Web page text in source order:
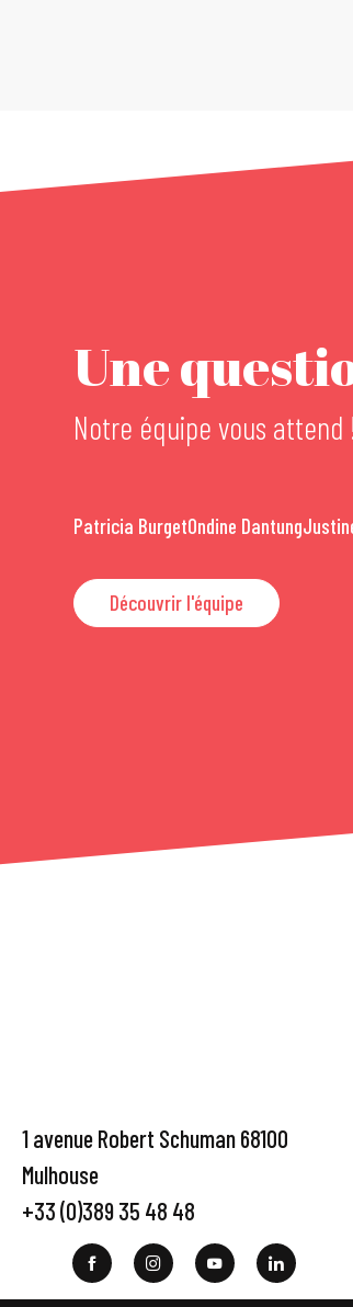
Une
Notre équipe vous attend
Patricia BurgetOndine Dantung
Découvrir l'équipe
1 avenue Robert Schuman 68100
Mulhouse
+33 (0)389 35 48 48